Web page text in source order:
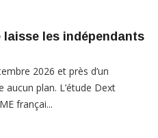
les indépendants
2026 et près d’un
aucun plan. L’étude Dext
françai...